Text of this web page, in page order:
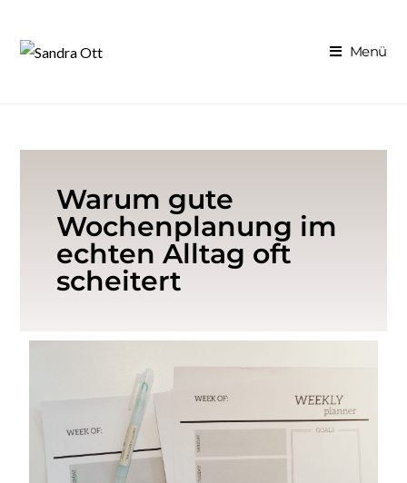
Menü
Warum gute
Wochenplanung im
echten Alltag oft
scheitert